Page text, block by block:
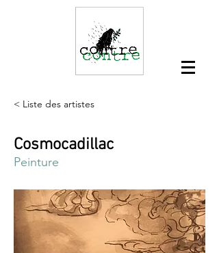
< Liste des artistes
Cosmocadillac
Peinture